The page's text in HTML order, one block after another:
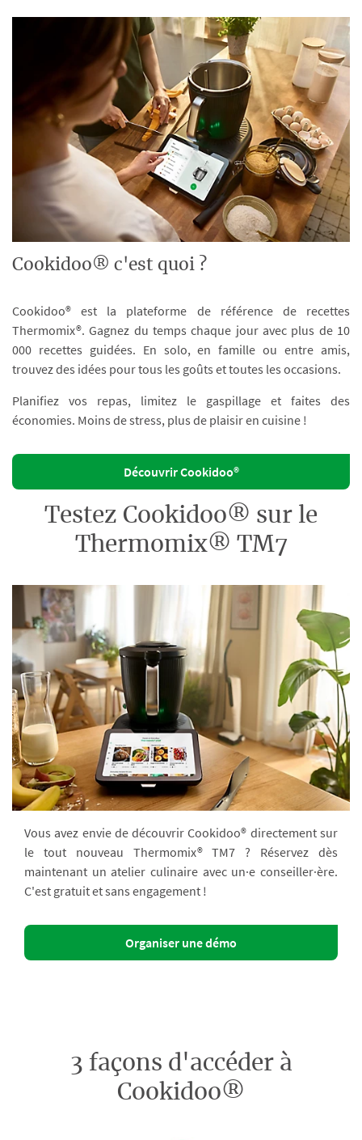
Cookidoo® c'est quoi ?
Cookidoo® est la plateforme de référence de recettes
Thermomix®. Gagnez du temps chaque jour avec plus de 10
000 recettes guidées. En solo, en famille ou entre amis,
trouvez des idées pour tous les goûts et toutes les occasions.
Planifiez vos repas, limitez le gaspillage et faites des
économies. Moins de stress, plus de plaisir en cuisine !
Découvrir Cookidoo®
Testez Cookidoo® sur le
Thermomix® TM7
Vous avez envie de découvrir Cookidoo® directement sur
le tout nouveau Thermomix® TM7 ? Réservez dès
maintenant un atelier culinaire avec un·e conseiller·ère.
C'est gratuit et sans engagement !
Organiser une démo
3 façons d'accéder à
Cookidoo®